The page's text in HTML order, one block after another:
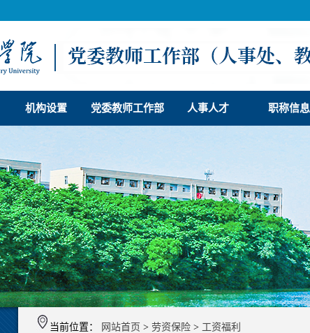
机构设置 党委教师工作部 人事人才 职称信息
当前位置： 网站首页 > 劳资保险 > 工资福利